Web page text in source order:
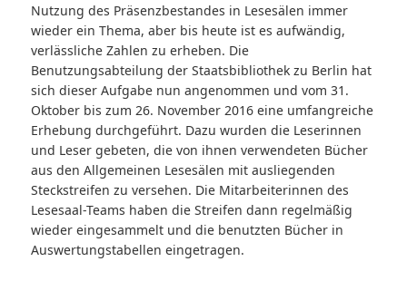
Nutzung des Präsenzbestandes in Lesesälen immer
wieder ein Thema, aber bis heute ist es aufwändig,
verlässliche Zahlen zu erheben. Die
Benutzungsabteilung der Staatsbibliothek zu Berlin hat
sich dieser Aufgabe nun angenommen und vom 31.
Oktober bis zum 26. November 2016 eine umfangreiche
Erhebung durchgeführt. Dazu wurden die Leserinnen
und Leser gebeten, die von ihnen verwendeten Bücher
aus den Allgemeinen Lesesälen mit ausliegenden
Steckstreifen zu versehen. Die Mitarbeiterinnen des
Lesesaal-Teams haben die Streifen dann regelmäßig
wieder eingesammelt und die benutzten Bücher in
Auswertungstabellen eingetragen.